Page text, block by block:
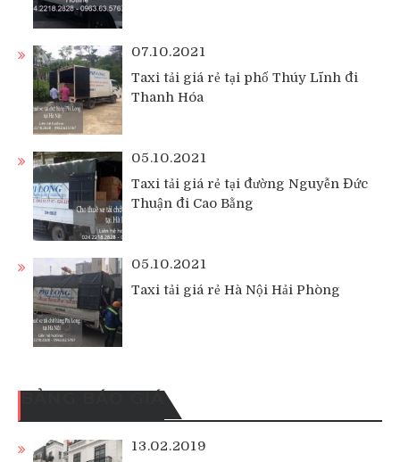
07.10.2021
Taxi tải giá rẻ tại phố Thúy Lĩnh đi
Thanh Hóa
05.10.2021
Taxi tải giá rẻ tại đường Nguyễn Đức
Thuận đi Cao Bằng
05.10.2021
Taxi tải giá rẻ Hà Nội Hải Phòng
BẢNG BÁO GIÁ
13.02.2019